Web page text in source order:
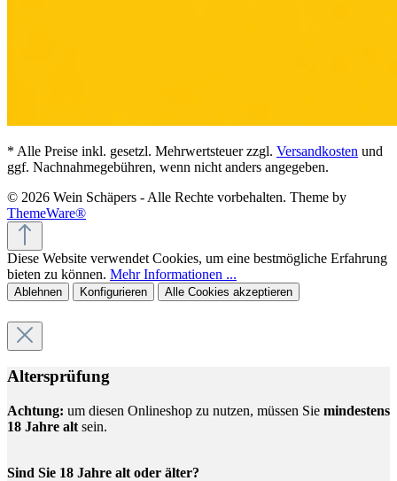
* Alle Preise inkl. gesetzl. Mehrwertsteuer zzgl. Versandkosten und
ggf. Nachnahmegebühren, wenn nicht anders angegeben.
© 2026 Wein Schäpers - Alle Rechte vorbehalten. Theme by
ThemeWare®
Diese Website verwendet Cookies, um eine bestmögliche Erfahrung
bieten zu können. Mehr Informationen ...
Ablehnen Konfigurieren Alle Cookies akzeptieren
Altersprüfung
Achtung: um diesen Onlineshop zu nutzen, müssen Sie mindestens
18 Jahre alt sein.
Sind Sie 18 Jahre alt oder älter?